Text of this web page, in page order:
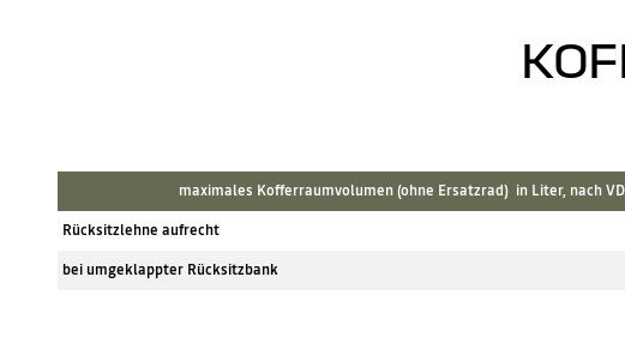
maximales Kofferraumvolumen (ohne Ersatzrad) in Liter, nach
Rücksitzlehne aufrecht
bei umgeklappter Rücksitzbank